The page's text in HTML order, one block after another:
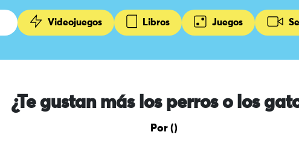
Videojuegos Libros Juegos
¿Te gustan más los perros o los
Por ()